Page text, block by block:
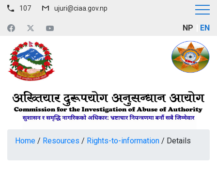
107 ujuri@ciaa.gov.np
NP EN
Home / Resources / Rights-to-information / Details